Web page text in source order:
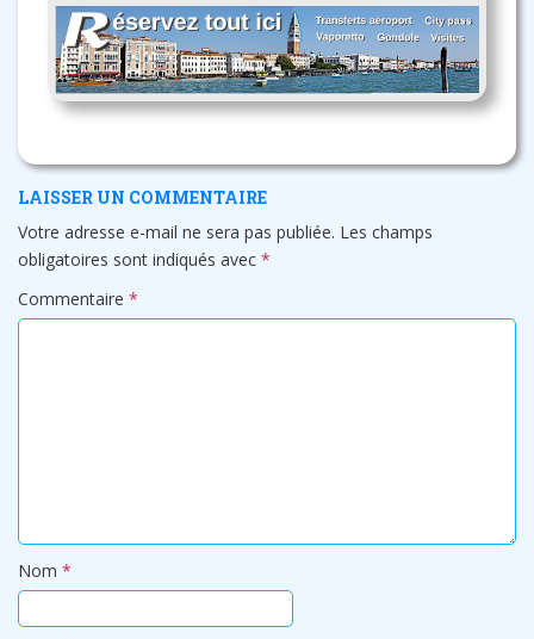
LAISSER UN COMMENTAIRE
Votre adresse e-mail ne sera pas publiée. Les champs
obligatoires sont indiqués avec *
Commentaire *
Nom *